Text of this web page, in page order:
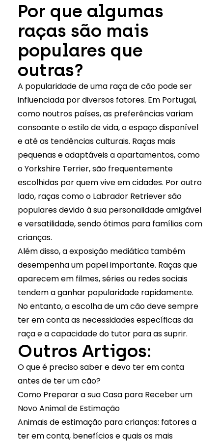
Por que algumas
raças são mais
populares que
outras?
A popularidade de uma raça de cão pode ser
influenciada por diversos fatores. Em Portugal,
como noutros países, as preferências variam
consoante o estilo de vida, o espaço disponível
e até as tendências culturais. Raças mais
pequenas e adaptáveis a apartamentos, como
o Yorkshire Terrier, são frequentemente
escolhidas por quem vive em cidades. Por outro
lado, raças como o Labrador Retriever são
populares devido à sua personalidade amigável
e versatilidade, sendo ótimas para famílias com
crianças.
Além disso, a exposição mediática também
desempenha um papel importante. Raças que
aparecem em filmes, séries ou redes sociais
tendem a ganhar popularidade rapidamente.
No entanto, a escolha de um cão deve sempre
ter em conta as necessidades específicas da
raça e a capacidade do tutor para as suprir.
Outros Artigos:
O que é preciso saber e devo ter em conta
antes de ter um cão?
Como Preparar a sua Casa para Receber um
Novo Animal de Estimação
Animais de estimação para crianças: fatores a
ter em conta, benefícios e quais os mais